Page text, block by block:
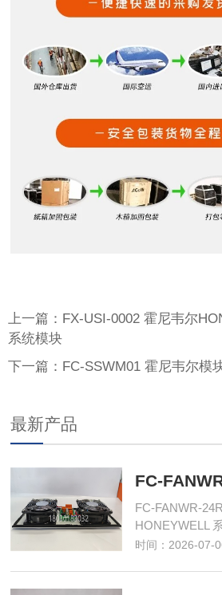
上一篇：FX-USI-0002 霍尼韦尔
系统模块
下一篇：FC-SSWM01 霍尼韦尔模
最新产品
FC-FANWR-
HONEYWELL
时间：2026-07-